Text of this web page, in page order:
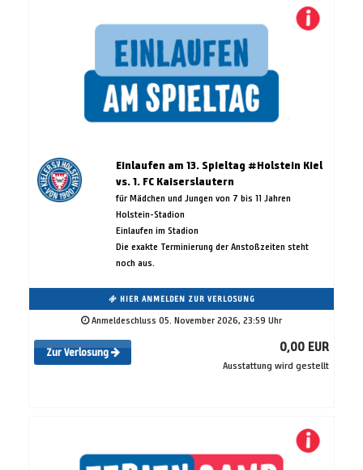
Einlaufen am 13. Spieltag #Holstein Kiel
vs. 1. FC Kaiserslautern
für Mädchen und Jungen von 7 bis 11 Jahren
Holstein-Stadion
Einlaufen im Stadion
Die exakte Terminierung der Anstoßzeiten steht
noch aus.
HIER ANMELDEN ZUR VERLOSUNG
Anmeldeschluss 05. November 2026, 23:59 Uhr
Zur Verlosung 0,00 EUR
Ausstattung wird gestellt